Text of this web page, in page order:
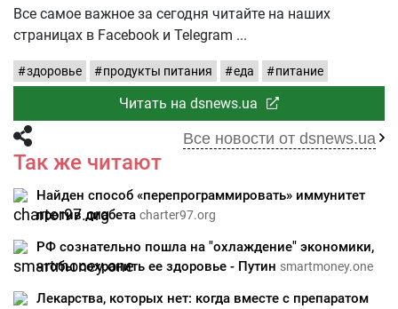
Все самое важное за сегодня читайте на наших
страницах в Facebook и Telegram
здоровье продукты питания еда питание
Читать на dsnews.ua
Все новости от dsnews.ua
Так же читают
Найден способ «перепрограммировать» иммунитет
против диабета charter97.org
РФ сознательно пошла на "охлаждение" экономики,
чтобы сохранить ее здоровье - Путин smartmoney.one
Лекарства, которых нет: когда вместе с препаратом